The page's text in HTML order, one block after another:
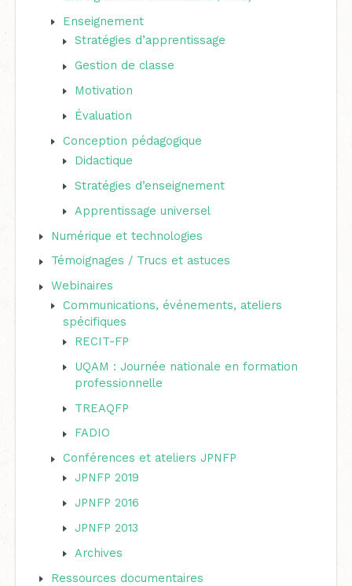
Enseignement
Stratégies d’apprentissage
Gestion de classe
Motivation
Évaluation
Conception pédagogique
Didactique
Stratégies d’enseignement
Apprentissage universel
Numérique et technologies
Témoignages / Trucs et astuces
Webinaires
Communications, événements, ateliers
spécifiques
RECIT-FP
UQAM : Journée nationale en formation
professionnelle
TREAQFP
FADIO
Conférences et ateliers JPNFP
JPNFP 2019
JPNFP 2016
JPNFP 2013
Archives
Ressources documentaires